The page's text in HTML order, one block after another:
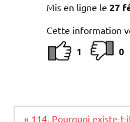
Mis en ligne le 27
Cette information
1 0
Navigation
« 114. Pourquoi existe-